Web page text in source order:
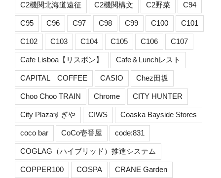
C2機関北海道遠征 C2機関構文 C2野菜 C94
C95 C96 C97 C98 C99 C100 C101
C102 C103 C104 C105 C106 C107
Cafe Lisboa【リスボン】 Cafe＆Lunchレスト
CAPITAL COFFEE CASIO Chez田坂
Choo Choo TRAIN Chrome CITY HUNTER
City Plazaすぎや CIWS Coaska Bayside Stores
coco bar CoCo壱番屋 code:831
COGLAG（ハイブリッド）推進システム
COPPER100 COSPA CRANE Garden